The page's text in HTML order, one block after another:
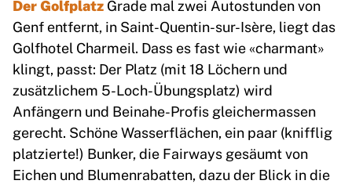
Der Golfplatz Grade mal zwei Autostunden von
Genf entfernt, in Saint-Quentin-sur-Isère, liegt das
Golfhotel Charmeil. Dass es fast wie «charmant»
klingt, passt: Der Platz (mit 18 Löchern und
zusätzlichem 5-Loch-Übungsplatz) wird
Anfängern und Beinahe-Profis gleichermassen
gerecht. Schöne Wasserflächen, ein paar (knifflig
platzierte!) Bunker, die Fairways gesäumt von
Eichen und Blumenrabatten, dazu der Blick in die